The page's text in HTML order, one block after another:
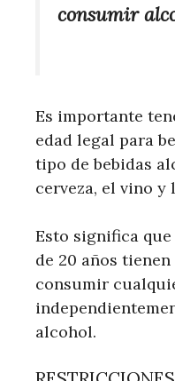
consumir
Es importante
edad legal para
tipo de bebidas
cerveza, el vino y
Esto significa
de 20 años
consumir
alcohol.